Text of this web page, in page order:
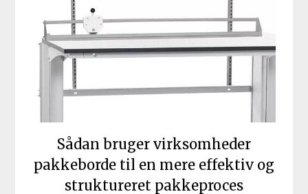
Sådan bruger virksomheder
pakkeborde til en mere effektiv og
struktureret pakkeproces